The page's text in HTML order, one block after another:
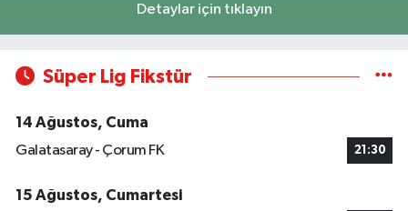
Detaylar için tıklayın
Süper Lig Fikstür
14 Ağustos, Cuma
Galatasaray - Çorum FK
21:30
15 Ağustos, Cumartesi